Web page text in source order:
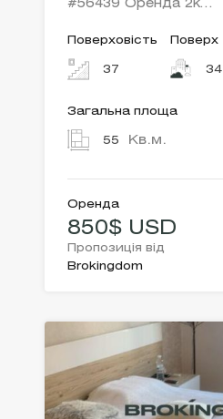
#56439 Оренда 2к…
Поверховість
37
Поверх
34
Загальна площа
55 Кв.м.
Оренда
850$ USD
Пропозиція від
Brokingdom